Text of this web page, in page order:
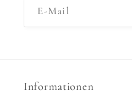
E-Mail
Informationen